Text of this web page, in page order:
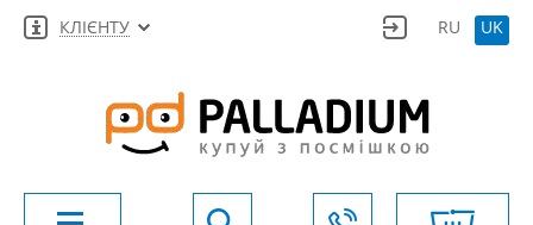
КЛІЄНТУ RU UK